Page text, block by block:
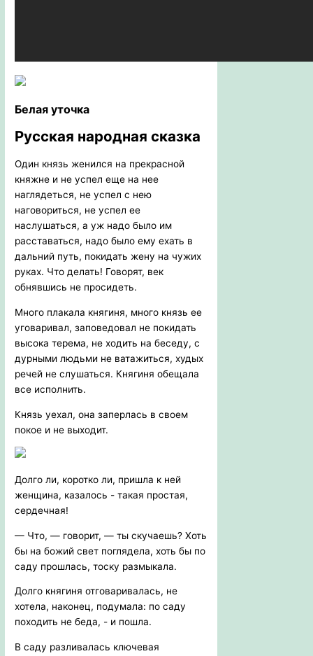
Белая уточка
Русская народная сказка
Один князь женился на прекрасной
княжне и не успел еще на нее
наглядеться, не успел с нею
наговориться, не успел ее
наслушаться, а уж надо было им
расставаться, надо было ему ехать в
дальний путь, покидать жену на чужих
руках. Что делать! Говорят, век
обнявшись не просидеть.
Много плакала княгиня, много князь ее
уговаривал, заповедовал не покидать
высока терема, не ходить на беседу, с
дурными людьми не ватажиться, худых
речей не слушаться. Княгиня обещала
все исполнить.
Князь уехал, она заперлась в своем
покое и не выходит.
Долго ли, коротко ли, пришла к ней
женщина, казалось - такая простая,
сердечная!
— Что, — говорит, — ты скучаешь? Хоть
бы на божий свет поглядела, хоть бы по
саду прошлась, тоску размыкала.
Долго княгиня отговаривалась, не
хотела, наконец, подумала: по саду
походить не беда, - и пошла.
В саду разливалась ключевая